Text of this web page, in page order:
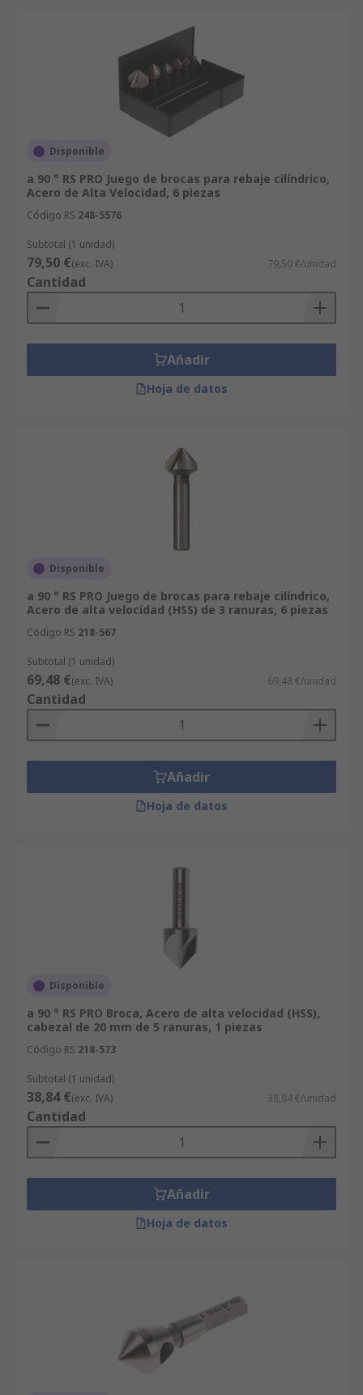
Disponible
a 90 ° RS PRO Juego de brocas para rebaje cilíndrico,
Acero de Alta Velocidad, 6 piezas
Código RS 248-5576
Subtotal (1 unidad)
79,50 €(exc. IVA) 79,50 €/unidad
Cantidad
Añadir
Hoja de datos
Disponible
a 90 ° RS PRO Juego de brocas para rebaje cilíndrico,
Acero de alta velocidad (HSS) de 3 ranuras, 6 piezas
Código RS 218-567
Subtotal (1 unidad)
69,48 €(exc. IVA) 69,48 €/unidad
Cantidad
Añadir
Hoja de datos
Disponible
a 90 ° RS PRO Broca, Acero de alta velocidad (HSS),
cabezal de 20 mm de 5 ranuras, 1 piezas
Código RS 218-573
Subtotal (1 unidad)
38,84 €(exc. IVA) 38,84 €/unidad
Cantidad
Añadir
Hoja de datos